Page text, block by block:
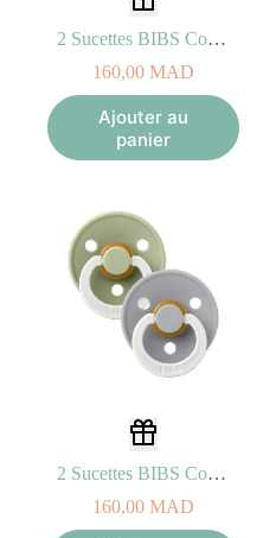
2 Sucettes BIBS Colour Anatomic Blush/Vanilla – GLOW (0-6mois)
160,00 MAD
Ajouter au
panier
2 Sucettes BIBS Colour Anatomic Sage/Cloud – GLOW (0-6mois)
160,00 MAD